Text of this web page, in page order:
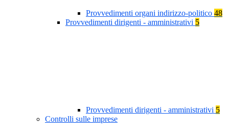
Provvedimenti organi indirizzo-politico 48
Provvedimenti dirigenti - amministrativi 5
Provvedimenti dirigenti - amministrativi 5
Controlli sulle imprese